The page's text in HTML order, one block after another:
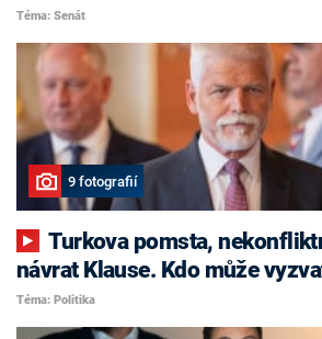
Téma: Senát
9 fotografií
Turkova pomsta, nekonfliktní Havlíček i
návrat Klause. Kdo může
Téma: Politika